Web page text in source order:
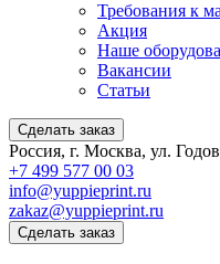
Требования к
Акция
Наше
Вакансии
Статьи
Сделать заказ
Россия, г. Москва, ул.
+7 499 577 00 03
info@yuppieprint.ru
zakaz@yuppieprint.ru
Сделать заказ